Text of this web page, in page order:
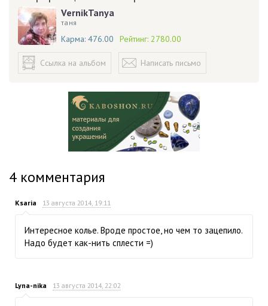
VernikTanya
таня
Карма: 476.00 Рейтинг: 2780.00
Ссылка на альбом Написать письмо
4 комментария
Ksaria 13 августа 2014, 19:11
Интересное колье. Вроде простое, но чем то зацепило.
Надо будет как-нить сплести =)
Lyna-nika 13 августа 2014, 22:02